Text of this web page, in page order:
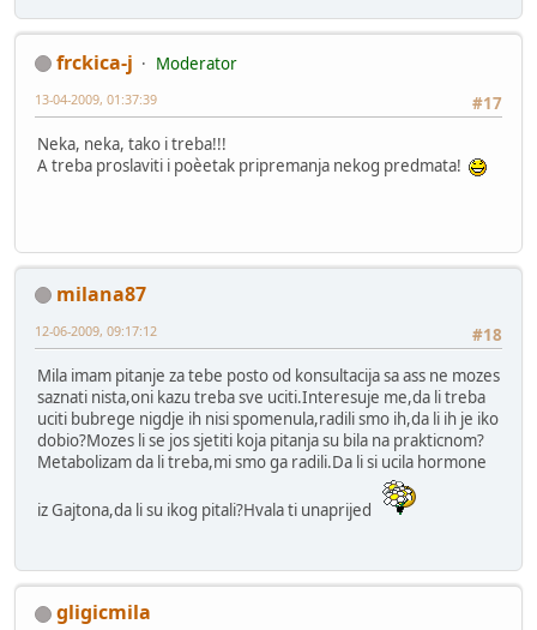
frckica-j
Moderator
#17
13-04-2009, 01:37:39
Neka, neka, tako i treba!!!
A treba proslaviti i poèetak pripremanja nekog predmata!
milana87
#18
12-06-2009, 09:17:12
Mila imam pitanje za tebe posto od konsultacija sa ass ne mozes
saznati nista,oni kazu treba sve uciti.Interesuje me,da li treba
uciti bubrege nigdje ih nisi spomenula,radili smo ih,da li ih je iko
dobio?Mozes li se jos sjetiti koja pitanja su bila na prakticnom?
Metabolizam da li treba,mi smo ga radili.Da li si ucila hormone
iz Gajtona,da li su ikog pitali?Hvala ti unaprijed
gligicmila